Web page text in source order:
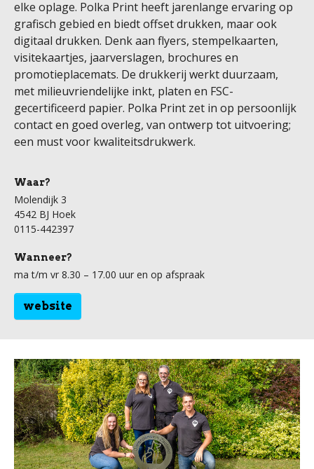
elke oplage. Polka Print heeft jarenlange ervaring op
grafisch gebied en biedt offset drukken, maar ook
digitaal drukken. Denk aan flyers, stempelkaarten,
visitekaartjes, jaarverslagen, brochures en
promotieplacemats. De drukkerij werkt duurzaam,
met milieuvriendelijke inkt, platen en FSC-
gecertificeerd papier. Polka Print zet in op persoonlijk
contact en goed overleg, van ontwerp tot uitvoering;
een must voor kwaliteitsdrukwerk.
Waar?
Molendijk 3
4542 BJ Hoek
0115-442397
Wanneer?
ma t/m vr 8.30 – 17.00 uur en op afspraak
website